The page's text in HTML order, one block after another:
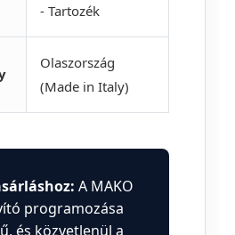
- Tartozék
Olaszország
(Made in Italy)
A MAKO
programozása
és közvetlenül a